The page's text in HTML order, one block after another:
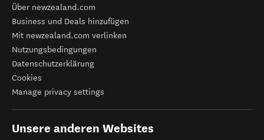
Über newzealand.com
Business und Deals hinzufügen
Mit newzealand.com verlinken
Nutzungsbedingungen
Datenschutzerklärung
Cookies
Manage privacy settings
Unsere anderen Websites